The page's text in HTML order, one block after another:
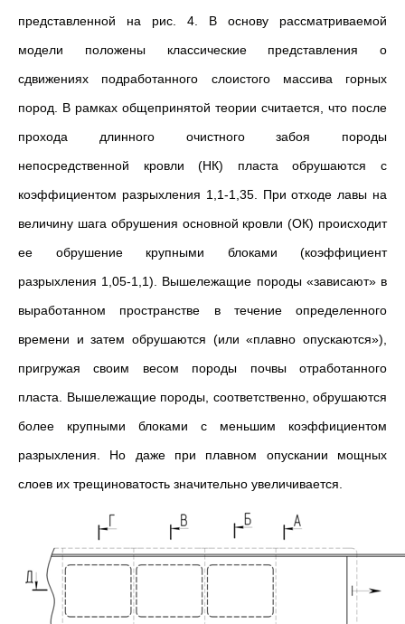
представленной на рис. 4. В основу рассматриваемой
модели положены классические представления о
сдвижениях подработанного слоистого массива горных
пород. В рамках общепринятой теории считается, что после
прохода длинного очистного забоя породы
непосредственной кровли (НК) пласта обрушаются с
коэффициентом разрыхления 1,1-1,35. При отходе лавы на
величину шага обрушения основной кровли (ОК) происходит
ее обрушение крупными блоками (коэффициент
разрыхления 1,05-1,1). Вышележащие породы «зависают» в
выработанном пространстве в течение определенного
времени и затем обрушаются (или «плавно опускаются»),
пригружая своим весом породы почвы отработанного
пласта. Вышележащие породы, соответственно, обрушаются
более крупными блоками с меньшим коэффициентом
разрыхления. Но даже при плавном опускании мощных
слоев их трещиноватость значительно увеличивается.